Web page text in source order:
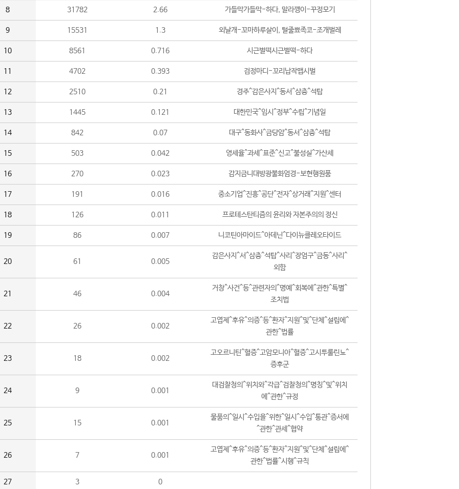
8 31782 2.66 가들막가들막-하다, 말라깽이-꾸정모기
9 15531 1.3 외날개-꼬마하루살이, 털줄뾰족코-조개벌레
10 8561 0.716 시근벌떡시근벌떡-하다
11 4702 0.393 검정마디-꼬리납작맵시벌
12 2510 0.21 경주^감은사지^동서^삼층^석탑
13 1445 0.121 대한민국^임시^정부^수립^기념일
14 842 0.07 대구^동화사^금당암^동서^삼층^석탑
15 503 0.042 영세율^과세^표준^신고^불성실^가산세
16 270 0.023 감지금니대방광불화엄경-보현행원품
17 191 0.016 중소기업^진흥^공단^전자^상거래^지원^센터
18 126 0.011 프로테스탄티즘의 윤리와 자본주의의 정신
19 86 0.007 니코틴아마이드^아데닌^다이뉴클레오타이드
20 61 0.005
감은사지^서^삼층^석탑^사리^장엄구^금동^사리^
외함
21 46 0.004
거창^사건^등^관련자의^명예^회복에^관한^특별^
조치법
22 26 0.002
고엽제^후유^의증^등^환자^지원^및^단체^설립에^
관한^법률
23 18 0.002
고오르니틴^혈증^고암모니아^혈증^고시투룰린뇨^
증후군
24 9 0.001
대검찰청의^위치와^각급^검찰청의^명칭^및^위치
에^관한^규정
25 15 0.001
물품의^일시^수입을^위한^일시^수입^통관^증서에
^관한^관세^협약
26 7 0.001
고엽제^후유^의증^등^환자^지원^및^단체^설립에^
관한^법률^시행^규칙
27 3 0